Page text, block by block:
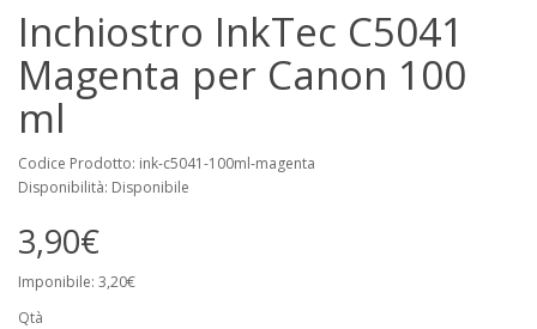
Inchiostro InkTec C5041
Magenta per Canon 100
ml
Codice Prodotto: ink-c5041-100ml-magenta
Disponibilità: Disponibile
3,90€
Imponibile: 3,20€
Qtà